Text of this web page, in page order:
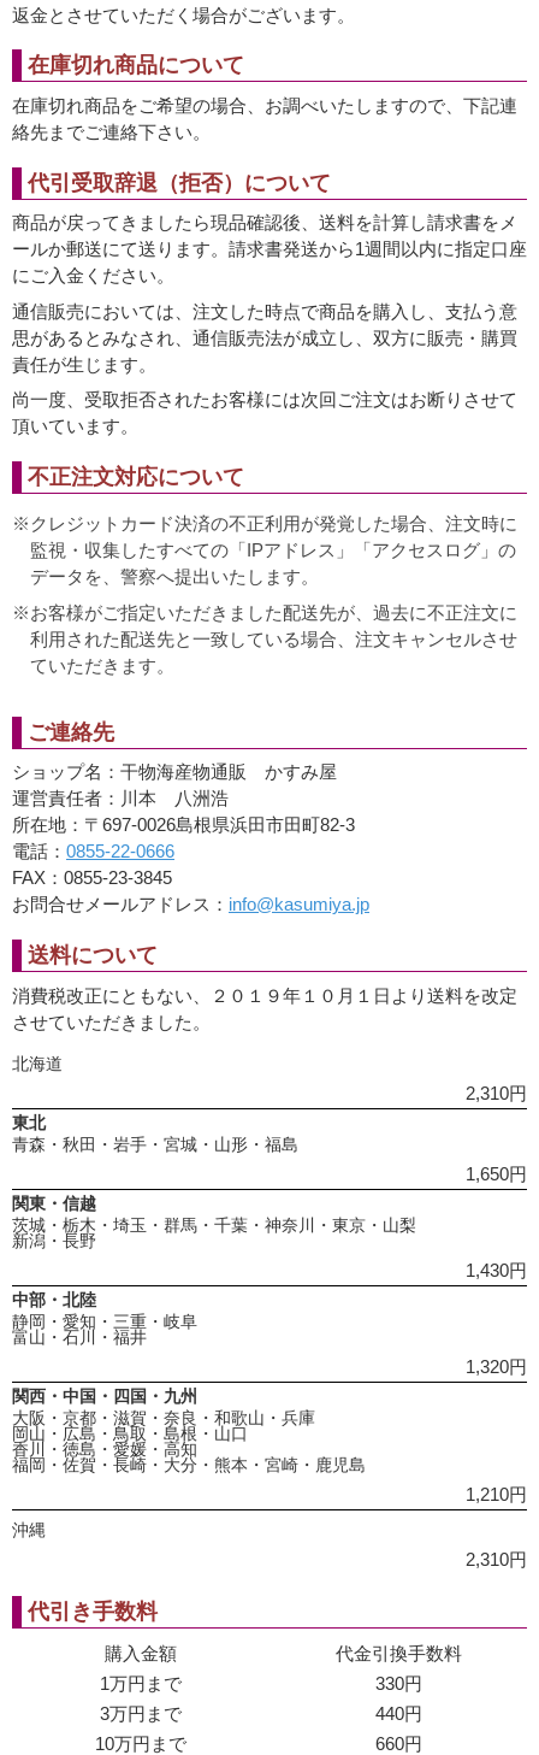
返金とさせていただく場合がございます。
在庫切れ商品について
在庫切れ商品をご希望の場合、お調べいたしますので、下記連
絡先までご連絡下さい。
代引受取辞退（拒否）について
商品が戻ってきましたら現品確認後、送料を計算し請求書をメ
ールか郵送にて送ります。請求書発送から1週間以内に指定口座
にご入金ください。
通信販売においては、注文した時点で商品を購入し、支払う意
思があるとみなされ、通信販売法が成立し、双方に販売・購買
責任が生じます。
尚一度、受取拒否されたお客様には次回ご注文はお断りさせて
頂いています。
不正注文対応について
クレジットカード決済の不正利用が発覚した場合、注文時に
監視・収集したすべての「IPアドレス」「アクセスログ」の
データを、警察へ提出いたします。
お客様がご指定いただきました配送先が、過去に不正注文に
利用された配送先と一致している場合、注文キャンセルさせ
ていただきます。
ご連絡先
ショップ名：干物海産物通販 かすみ屋
運営責任者：川本 八洲浩
所在地：〒697-0026島根県浜田市田町82-3
電話： 0855-22-0666
FAX：0855-23-3845
お問合せメールアドレス： info@kasumiya.jp
送料について
消費税改正にともない、２０１９年１０月１日より送料を改定
させていただきました。
北海道
2,310円
東北
青森・秋田・岩手・宮城・山形・福島
1,650円
関東・信越
茨城・栃木・埼玉・群馬・千葉・神奈川・東京・山梨
新潟・長野
1,430円
中部・北陸
静岡・愛知・三重・岐阜
富山・石川・福井
1,320円
関西・中国・四国・九州
大阪・京都・滋賀・奈良・和歌山・兵庫
岡山・広島・鳥取・島根・山口
香川・徳島・愛媛・高知
福岡・佐賀・長崎・大分・熊本・宮崎・鹿児島
1,210円
沖縄
2,310円
代引き手数料
購入金額
代金引換手数料
1万円まで
330円
3万円まで
440円
10万円まで
660円